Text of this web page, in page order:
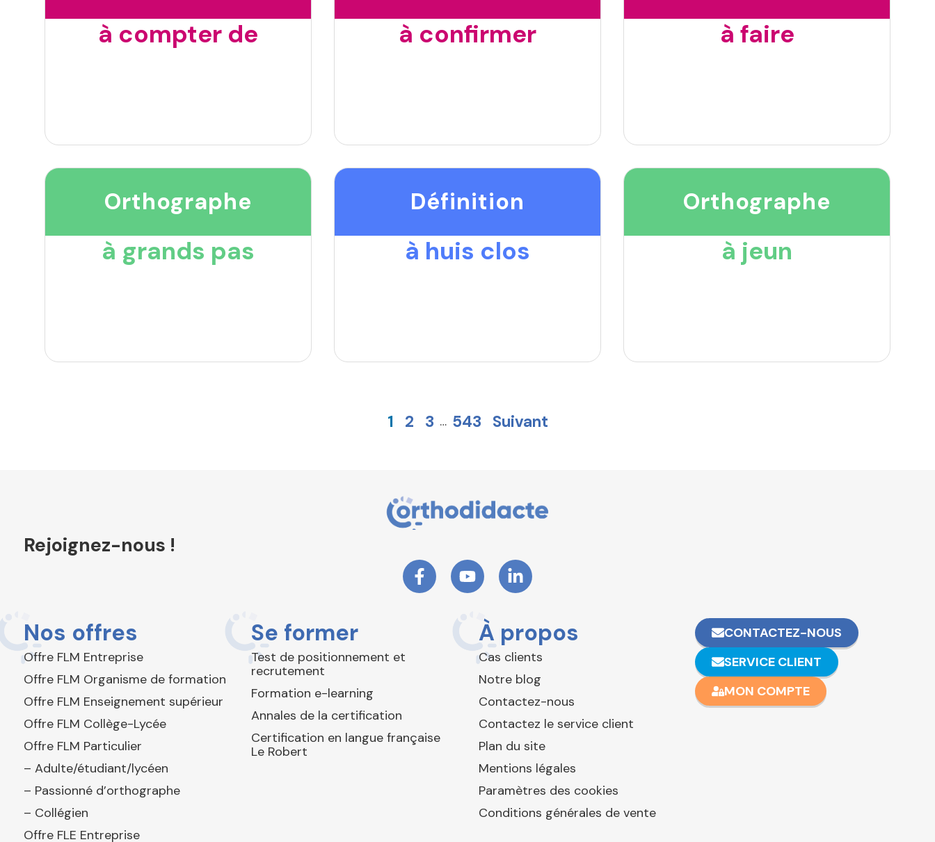
à compter de à confirmer à faire
Orthographe
à grands pas
Définition
à huis clos
Orthographe
à jeun
1 2 3 … 543 Suivant
Rejoignez-nous !
Nos offres
Offre FLM Entreprise
Offre FLM Organisme de formation
Offre FLM Enseignement supérieur
Offre FLM Collège-Lycée
Offre FLM Particulier
– Adulte/étudiant/lycéen
– Passionné d’orthographe
– Collégien
Offre FLE Entreprise
Se former
Test de positionnement et
recrutement
Formation e-learning
Annales de la certification
Certification en langue française
Le Robert
À propos
Cas clients
Notre blog
Contactez-nous
Contactez le service client
Plan du site
Mentions légales
Paramètres des cookies
Conditions générales de vente
CONTACTEZ-NOUS
SERVICE CLIENT
MON COMPTE